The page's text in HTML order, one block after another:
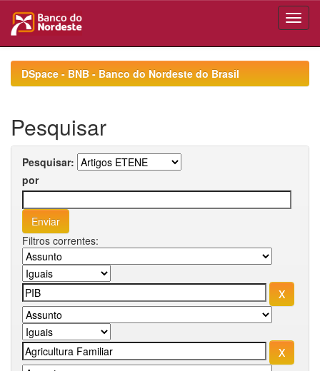
navigationDSpace - BNB - Banco do Nordeste do Brasil
Pesquisar
Pesquisar:
por
Filtros correntes: